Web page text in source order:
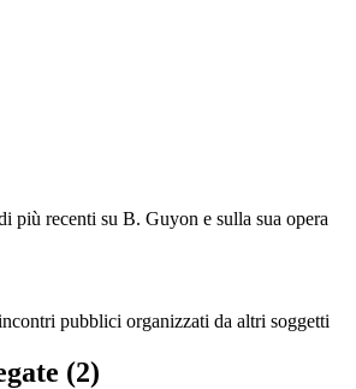
più recenti su B. Guyon e sulla sua opera
pubblici organizzati da altri soggetti
(2)